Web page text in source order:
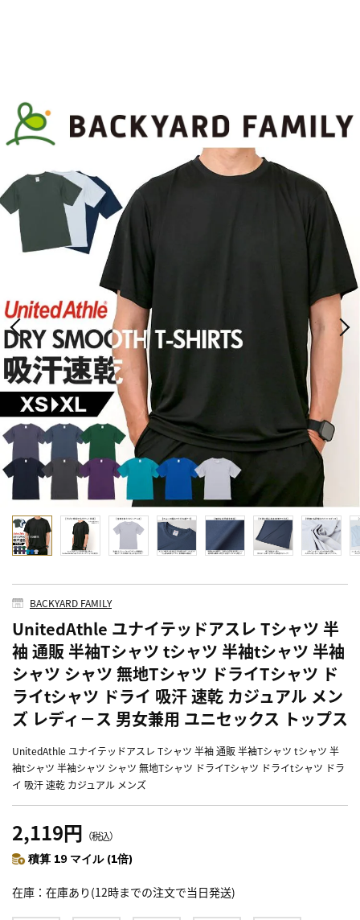
BACKYARD FAMILY
UnitedAthle ユナイテッドアスレ Tシャツ 半
袖 通販 半袖Tシャツ tシャツ 半袖tシャツ 半袖
シャツ シャツ 無地Tシャツ ドライTシャツ ド
ライtシャツ ドライ 吸汗 速乾 カジュアル メン
ズ レディ－ス 男女兼用 ユニセックス トップス
UnitedAthle ユナイテッドアスレ Tシャツ 半袖 通販 半袖Tシャツ tシャツ 半
袖tシャツ 半袖シャツ シャツ 無地Tシャツ ドライTシャツ ドライtシャツ ドラ
イ 吸汗 速乾 カジュアル メンズ
2,119円 （税込）
積算 19 マイル (1倍)
在庫 在庫あり(12時までの注文で当日発送)